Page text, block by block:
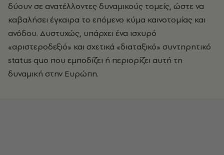
δύουν σε ανατέλλοντες δυναμικούς τομείς, ώστε να
καβαλήσει έγκαιρα το επόμενο κύμα καινοτομίας και
ανόδου. Δυστυχώς, υπάρχει ένα ισχυρό
«αριστεροδεξιό» και σχετικά «διαταξικό» συντηρητικό
status quo που εμποδίζει ή περιορίζει αυτή τη
δυναμική στην Ευρώπη.